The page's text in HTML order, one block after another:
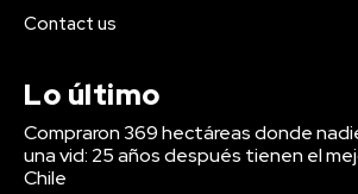
Compraron 369 hectáreas donde
una vid: 25 años después tienen el
DESTACADOS 8 Agosto, 2026
Seis kilómetros de escombros y 13 mil
plan para reactivar el borde costero
DESTACADOS